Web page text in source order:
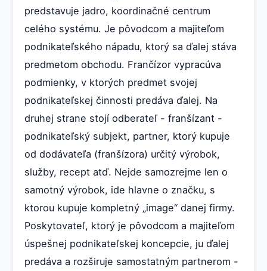
predstavuje jadro, koordinačné centrum
celého systému. Je pôvodcom a majiteľom
podnikateľského nápadu, ktorý sa ďalej stáva
predmetom obchodu. Frančízor vypracúva
podmienky, v ktorých predmet svojej
podnikateľskej činnosti predáva ďalej. Na
druhej strane stojí odberateľ - franšízant -
podnikateľský subjekt, partner, ktorý kupuje
od dodávateľa (franšízora) určitý výrobok,
služby, recept atď. Nejde samozrejme len o
samotný výrobok, ide hlavne o značku, s
ktorou kupuje kompletný „image“ danej firmy.
Poskytovateľ, ktorý je pôvodcom a majiteľom
úspešnej podnikateľskej koncepcie, ju ďalej
predáva a rozširuje samostatným partnerom -